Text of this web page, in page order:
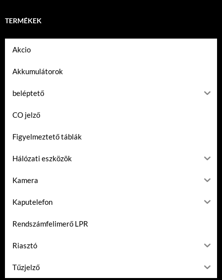
TERMÉKEK
Akcio
Akkumulátorok
beléptető
CO jelző
Figyelmeztető táblák
Hálózati eszközök
Kamera
Kaputelefon
Rendszámfelimerő LPR
Riasztó
Tűzjelző